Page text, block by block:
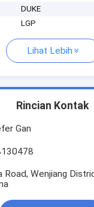
DUKE
LGP
Lihat Lebih
Rincian Kontak
Gan
Road, Wenjiang